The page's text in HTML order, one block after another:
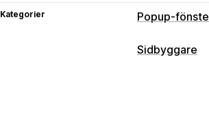
Kategorier Popup-
Sidbyggare